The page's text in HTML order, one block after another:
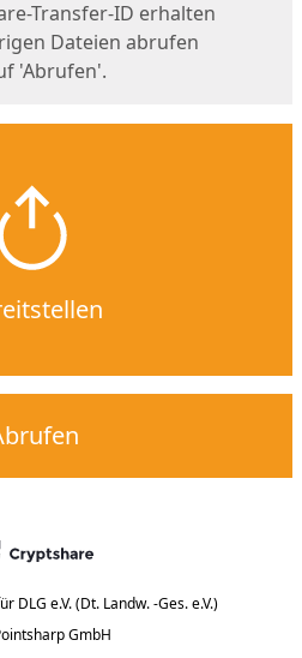
Transfer-ID erhalten
Dateien abrufen
'Abrufen'.
DLG e.V. (Dt. Landw. -Ges. e.V.)
GmbH